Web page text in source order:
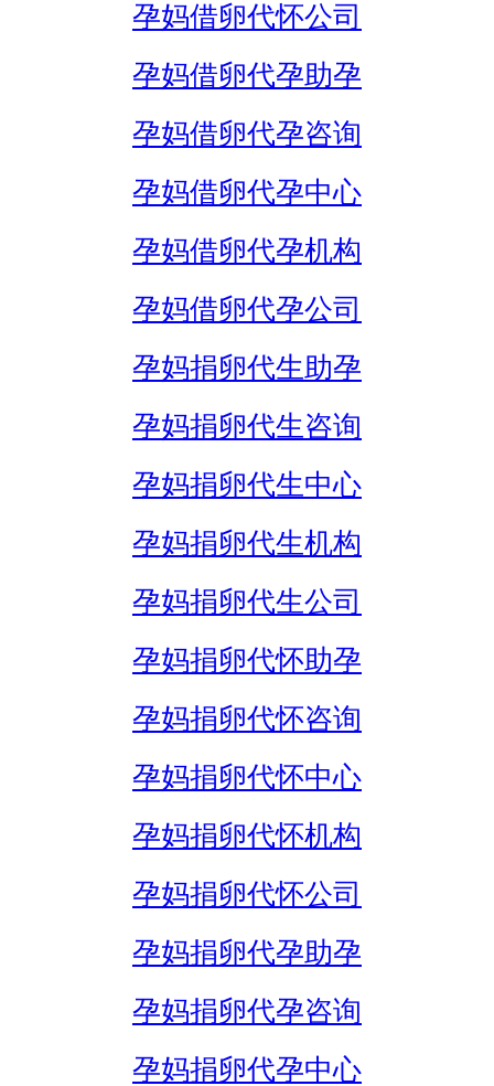
孕妈借卵代怀公司
孕妈借卵代孕助孕
孕妈借卵代孕咨询
孕妈借卵代孕中心
孕妈借卵代孕机构
孕妈借卵代孕公司
孕妈捐卵代生助孕
孕妈捐卵代生咨询
孕妈捐卵代生中心
孕妈捐卵代生机构
孕妈捐卵代生公司
孕妈捐卵代怀助孕
孕妈捐卵代怀咨询
孕妈捐卵代怀中心
孕妈捐卵代怀机构
孕妈捐卵代怀公司
孕妈捐卵代孕助孕
孕妈捐卵代孕咨询
孕妈捐卵代孕中心